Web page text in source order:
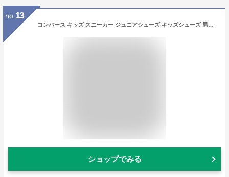
no. 13
コンバース キッズ スニーカー ジュニアシューズ キッズシューズ 男の子 女の子 子供靴 KID'S BOARDSTAR SK TEGTEG OX
ショップでみる